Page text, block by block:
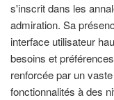
s'inscrit dans les
admiration. Sa
interface utilisateur
besoins et
renforcée par un
fonctionnalités à des